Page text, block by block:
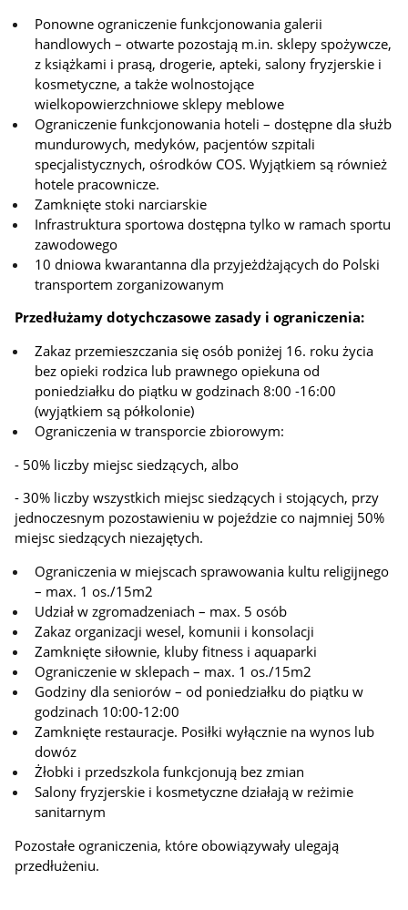
Ponowne ograniczenie funkcjonowania galerii
handlowych – otwarte pozostają m.in. sklepy spożywcze,
z książkami i prasą, drogerie, apteki, salony fryzjerskie i
kosmetyczne, a także wolnostojące
wielkopowierzchniowe sklepy meblowe
Ograniczenie funkcjonowania hoteli – dostępne dla służb
mundurowych, medyków, pacjentów szpitali
specjalistycznych, ośrodków COS. Wyjątkiem są również
hotele pracownicze.
Zamknięte stoki narciarskie
Infrastruktura sportowa dostępna tylko w ramach sportu
zawodowego
10 dniowa kwarantanna dla przyjeżdżających do Polski
transportem zorganizowanym
Przedłużamy dotychczasowe zasady i ograniczenia:
Zakaz przemieszczania się osób poniżej 16. roku życia
bez opieki rodzica lub prawnego opiekuna od
poniedziałku do piątku w godzinach 8:00 -16:00
(wyjątkiem są półkolonie)
Ograniczenia w transporcie zbiorowym:
- 50% liczby miejsc siedzących, albo
- 30% liczby wszystkich miejsc siedzących i stojących, przy
jednoczesnym pozostawieniu w pojeździe co najmniej 50%
miejsc siedzących niezajętych.
Ograniczenia w miejscach sprawowania kultu religijnego
– max. 1 os./15m2
Udział w zgromadzeniach – max. 5 osób
Zakaz organizacji wesel, komunii i konsolacji
Zamknięte siłownie, kluby fitness i aquaparki
Ograniczenie w sklepach – max. 1 os./15m2
Godziny dla seniorów – od poniedziałku do piątku w
godzinach 10:00-12:00
Zamknięte restauracje. Posiłki wyłącznie na wynos lub
dowóz
Żłobki i przedszkola funkcjonują bez zmian
Salony fryzjerskie i kosmetyczne działają w reżimie
sanitarnym
Pozostałe ograniczenia, które obowiązywały ulegają
przedłużeniu.